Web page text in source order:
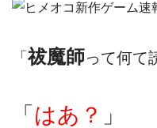
「祓魔師って何て
「 はあ？ 」